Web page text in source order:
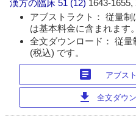
漢方の臨床 51 (12) 1643-1655,
アブストラクト： 従量制
は基本料金に含まれます。
全文ダウンロード： 従
(税込) です。
article アブス
download 全文ダウ